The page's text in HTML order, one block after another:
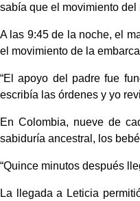
sabía que el movimiento del
A las 9:45 de la noche, el
el movimiento de la
“El apoyo del padre fue
escribía las órdenes y yo
En Colombia, nueve de
sabiduría ancestral, los
“Quince minutos después
La llegada a Leticia